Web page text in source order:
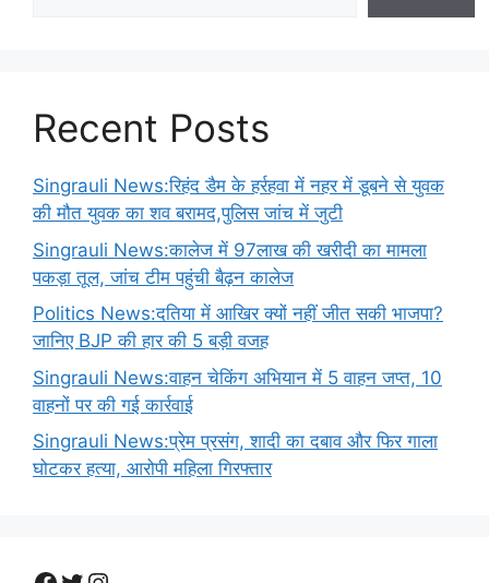
Recent Posts
Singrauli News:रिहंद डैम के हर्रहवा में नहर में डूबने से युवक
की मौत युवक का शव बरामद,पुलिस जांच में जुटी
Singrauli News:कालेज में 97लाख की खरीदी का मामला
पकड़ा तूल, जांच टीम पहुंची बैढ़न कालेज
Politics News:दतिया में आखिर क्यों नहीं जीत सकी भाजपा?
जानिए BJP की हार की 5 बड़ी वजह
Singrauli News:वाहन चेकिंग अभियान में 5 वाहन जप्त, 10
वाहनों पर की गई कार्रवाई
Singrauli News:प्रेम प्रसंग, शादी का दबाव और फिर गाला
घोटकर हत्या, आरोपी महिला गिरफ्तार